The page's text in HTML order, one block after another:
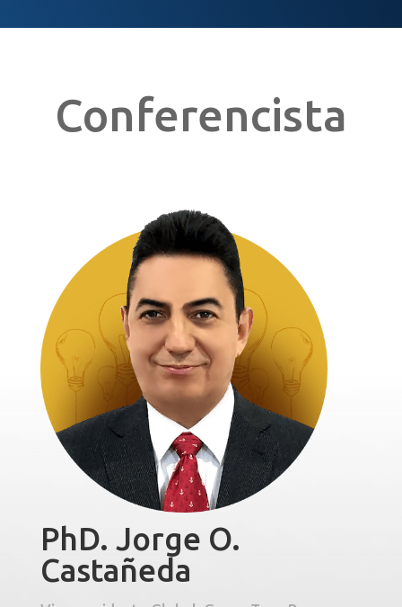
Conferencista
PhD. Jorge O.
Castañeda